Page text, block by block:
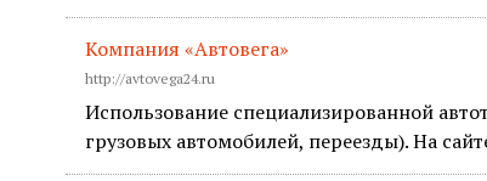
Компания «Автовега»
http://avtovega24.ru
Использование специализированной
грузовых автомобилей, переезды). На